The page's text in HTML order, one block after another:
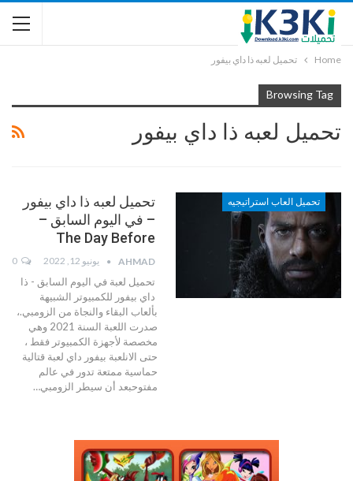
Home تحميل لعبه ذا داي بيفور
Browsing Tag
تحميل لعبه ذا داي بيفور
تحميل العاب استراتيجيه
تحميل لعبه ذا داي بيفور
– في اليوم السابق –
The Day Before
AHMAD يونيو 12, 2022
تحميل لعبة في اليوم السابق - ذا
داي بيفور للكمبيوتر الشبيهة
بألعاب البقاء والنجاة من الزومبي.،
صدرت اللعبة السنة 2021 وهي
مخصصة لأجهزة الكمبيوتر فقط ،
حتى الانلعبة بيفور داي لعبة قتالية
حماسية ممتعة تدور في عالم
مفتوحبعد أن سيطر الزومبي…